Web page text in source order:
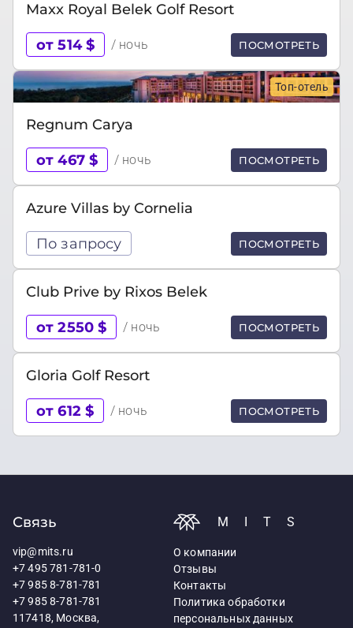
Maxx Royal Belek Golf Resort
от 514 $ / ночь ПОСМОТРЕТЬ
Топ-отель
Regnum Carya
от 467 $ / ночь ПОСМОТРЕТЬ
Azure Villas by Cornelia
По запросу ПОСМОТРЕТЬ
Club Prive by Rixos Belek
от 2550 $ / ночь ПОСМОТРЕТЬ
Gloria Golf Resort
от 612 $ / ночь ПОСМОТРЕТЬ
Связь
vip@mits.ru
+7 495 781-781-0
+7 985 8-781-781
+7 985 8-781-781
117418, Москва,
MITS
О компании
Отзывы
Контакты
Политика обработки
персональных данных